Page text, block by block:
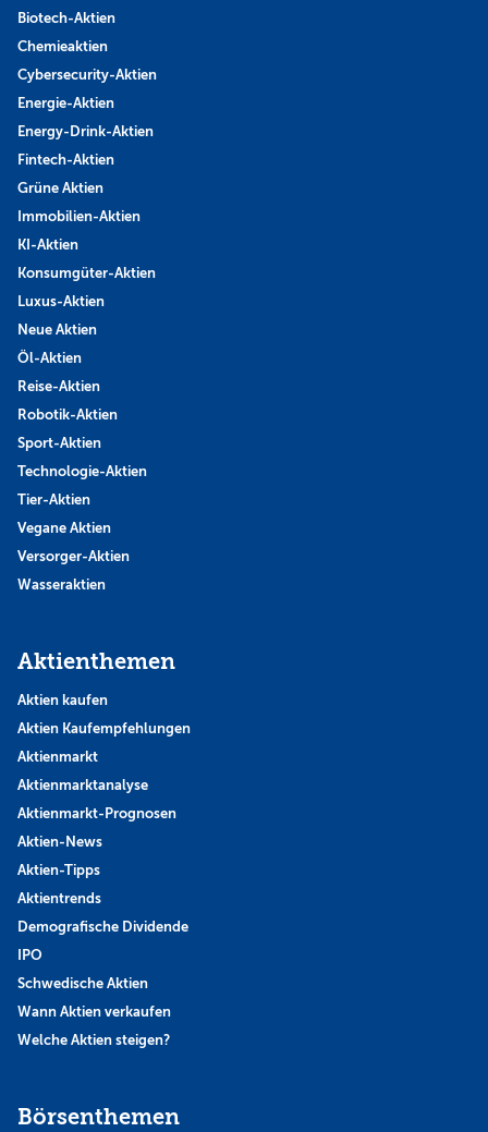
Biotech-Aktien
Chemieaktien
Cybersecurity-Aktien
Energie-Aktien
Energy-Drink-Aktien
Fintech-Aktien
Grüne Aktien
Immobilien-Aktien
KI-Aktien
Konsumgüter-Aktien
Luxus-Aktien
Neue Aktien
Öl-Aktien
Reise-Aktien
Robotik-Aktien
Sport-Aktien
Technologie-Aktien
Tier-Aktien
Vegane Aktien
Versorger-Aktien
Wasseraktien
Aktienthemen
Aktien kaufen
Aktien Kaufempfehlungen
Aktienmarkt
Aktienmarktanalyse
Aktienmarkt-Prognosen
Aktien-News
Aktien-Tipps
Aktientrends
Demografische Dividende
IPO
Schwedische Aktien
Wann Aktien verkaufen
Welche Aktien steigen?
Börsenthemen